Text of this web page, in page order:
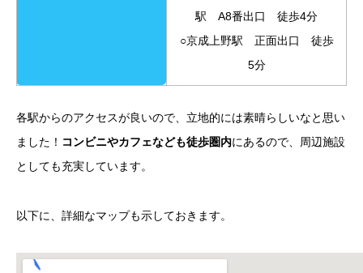
駅 A8番出口 徒歩4分
○京成上野駅 正面出口 徒歩
5分
各駅からのアクセスが良いので、立地的には素晴らしいなと思い
ました！ コンビニやカフェなども徒歩圏内にあるので、周辺施設
としても充実しています。
以下に、詳細なマップも示しておきます。